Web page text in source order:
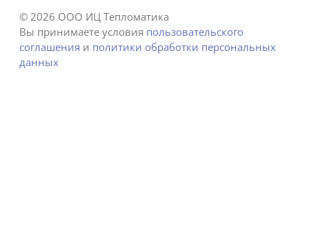
© 2026 ООО ИЦ Тепломатика
Вы принимаете условия пользовательского
соглашения и политики обработки персональных
данных